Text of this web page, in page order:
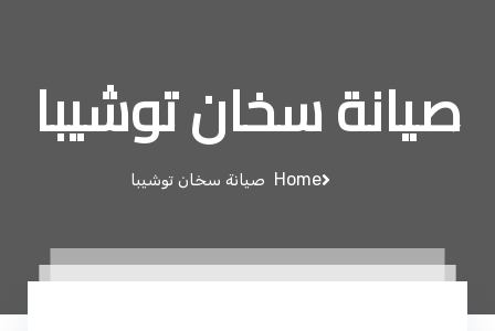
صيانة سخان توشيبا
Home صيانة سخان توشيبا